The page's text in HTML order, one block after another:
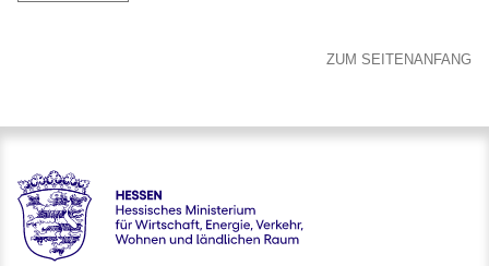
ZUM SEITENANFANG
Hessen - Hessisches Ministerium für Wirtschaft, Energie,